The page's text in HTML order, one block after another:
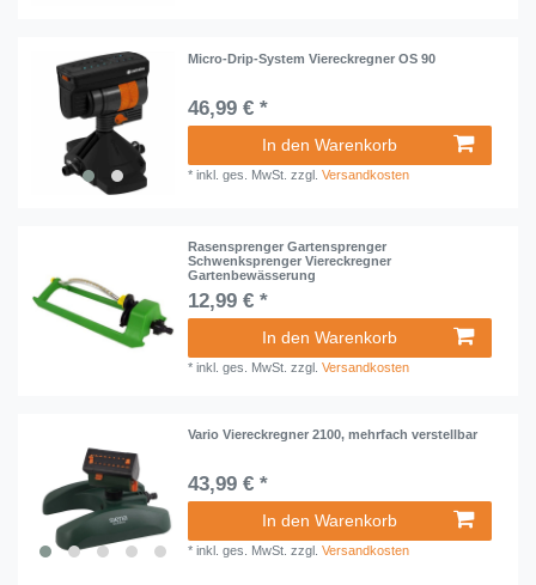
Micro-Drip-System Viereckregner OS 90
46,99 € *
In den Warenkorb
*inkl. ges. MwSt. zzgl.Versandkosten
Rasensprenger Gartensprenger
Schwenksprenger Viereckregner
Gartenbewässerung
12,99 € *
In den Warenkorb
*inkl. ges. MwSt. zzgl.Versandkosten
Vario Viereckregner 2100, mehrfach verstellbar
43,99 € *
In den Warenkorb
*inkl. ges. MwSt. zzgl.Versandkosten